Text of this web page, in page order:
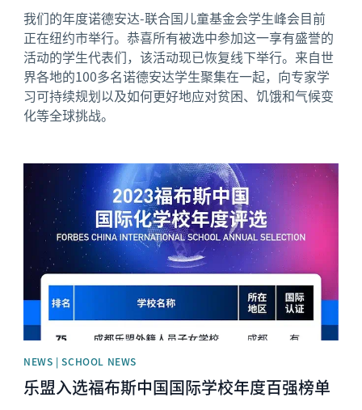
我们的年度诺德安达-联合国儿童基金会学生峰会目前
正在纽约市举行。恭喜所有被选中参加这一享有盛誉的
活动的学生代表们，该活动现已恢复线下举行。来自世
界各地的100多名诺德安达学生聚集在一起，向专家学
习可持续规划以及如何更好地应对贫困、饥饿和气候变
化等全球挑战。
News image
NEWS | SCHOOL NEWS
乐盟入选福布斯中国国际学校年度百强榜单